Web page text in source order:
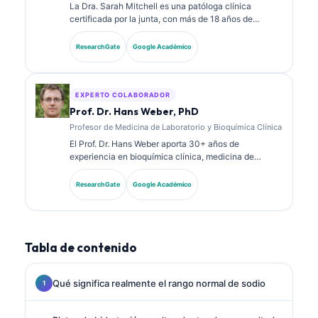
La Dra. Sarah Mitchell es una patóloga clínica
certificada por la junta, con más de 18 años de
experiencia en medicina de laboratorio y análisis
diagnósticos. Tiene certificaciones de especialidad
en química clínica y ha publicado extensamente
ResearchGate Google Académico
EXPERTO COLABORADOR
Prof. Dr. Hans Weber, PhD
Profesor de Medicina de Laboratorio y Bioquímica Clínica
El Prof. Dr. Hans Weber aporta 30+ años de
experiencia en bioquímica clínica, medicina de
laboratorio e investigación de biomarcadores. Ex
presidente de la Sociedad Alemana de Química
Clínica, se especializa en análisis de paneles
ResearchGate Google Académico
Tabla de contenido
Qué significa realmente el rango normal de sodio